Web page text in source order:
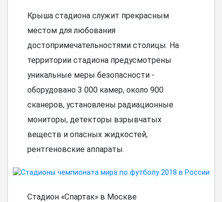
Крыша стадиона служит прекрасным
местом для любования
достопримечательностями столицы. На
территории стадиона предусмотрены
уникальные меры безопасности -
оборудовано 3 000 камер, около 900
сканеров, установлены радиационные
мониторы, детекторы взрывчатых
веществ и опасных жидкостей,
рентгеновские аппараты.
Стадион «Спартак» в Москве